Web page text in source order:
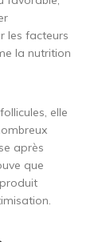
les facteurs
la nutrition
elle
après
que